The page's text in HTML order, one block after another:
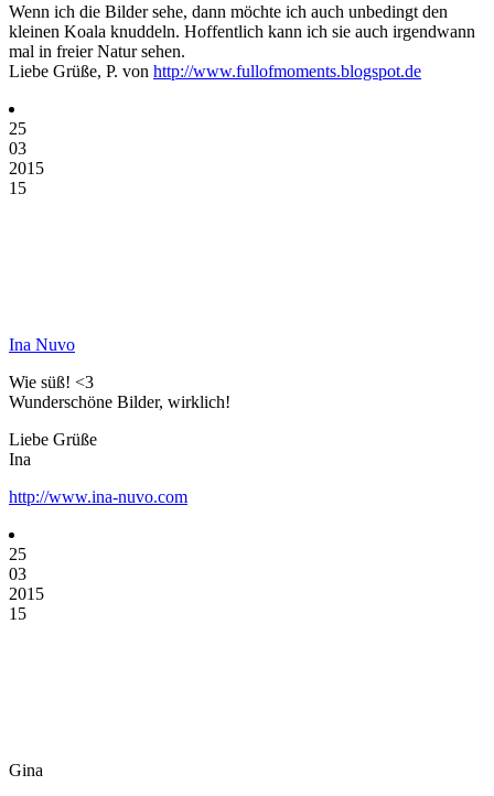
Wenn ich die Bilder sehe, dann möchte ich auch unbedingt den
kleinen Koala knuddeln. Hoffentlich kann ich sie auch irgendwann
mal in freier Natur sehen.
Liebe Grüße, P. von http://www.fullofmoments.blogspot.de
25
03
2015
15
Ina Nuvo
Wie süß! <3
Wunderschöne Bilder, wirklich!
Liebe Grüße
Ina
http://www.ina-nuvo.com
25
03
2015
15
Gina